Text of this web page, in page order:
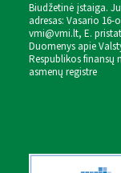
Biudžetinė įstaiga.
adresas: Vasario 16-
vmi@vmi.lt, E.
Duomenys apie
Respublikos
asmenų registre